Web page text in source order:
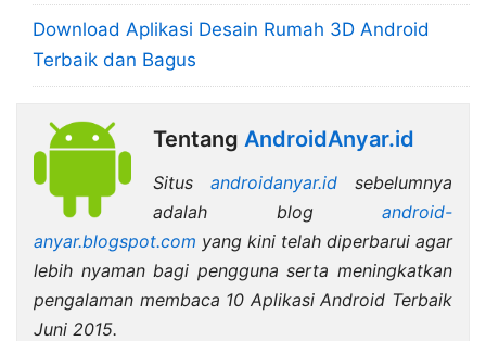
Download Aplikasi Desain Rumah 3D Android
Terbaik dan Bagus
Tentang AndroidAnyar.id
Situs androidanyar.id sebelumnya
adalah blog android-
anyar.blogspot.com yang kini telah diperbarui agar
lebih nyaman bagi pengguna serta meningkatkan
pengalaman membaca 10 Aplikasi Android Terbaik
Juni 2015.